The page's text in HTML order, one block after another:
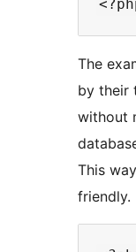
The
by their
without
This
friendly.